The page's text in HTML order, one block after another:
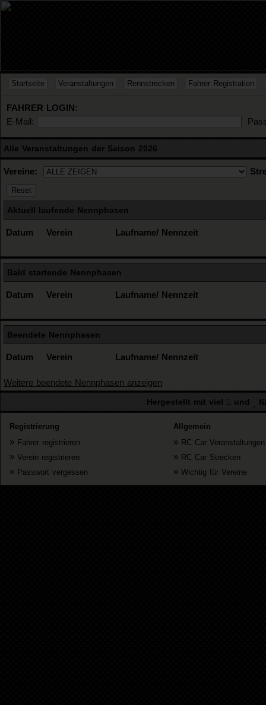
Startseite Veranstaltungen Rennstrecken Fahrer Registration
FAHRER LOGIN:
E-Mail:
Alle Veranstaltungen der Saison 2026
Vereine:
Aktuell laufende Nennphasen
Datum Verein Laufname/ Nennzeit
Bald startende Nennphasen
Datum Verein Laufname/ Nennzeit
Beendete Nennphasen
Datum Verein Laufname/ Nennzeit
Weitere beendete Nennphasen anzeigen
Hergestellt mit viel und
Registrierung
» Fahrer registrieren
» Verein registrieren
» Passwort vergessen
Allgemein
» RC Car Veranstaltungen
» RC Car Strecken
» Wichtig für Vereine